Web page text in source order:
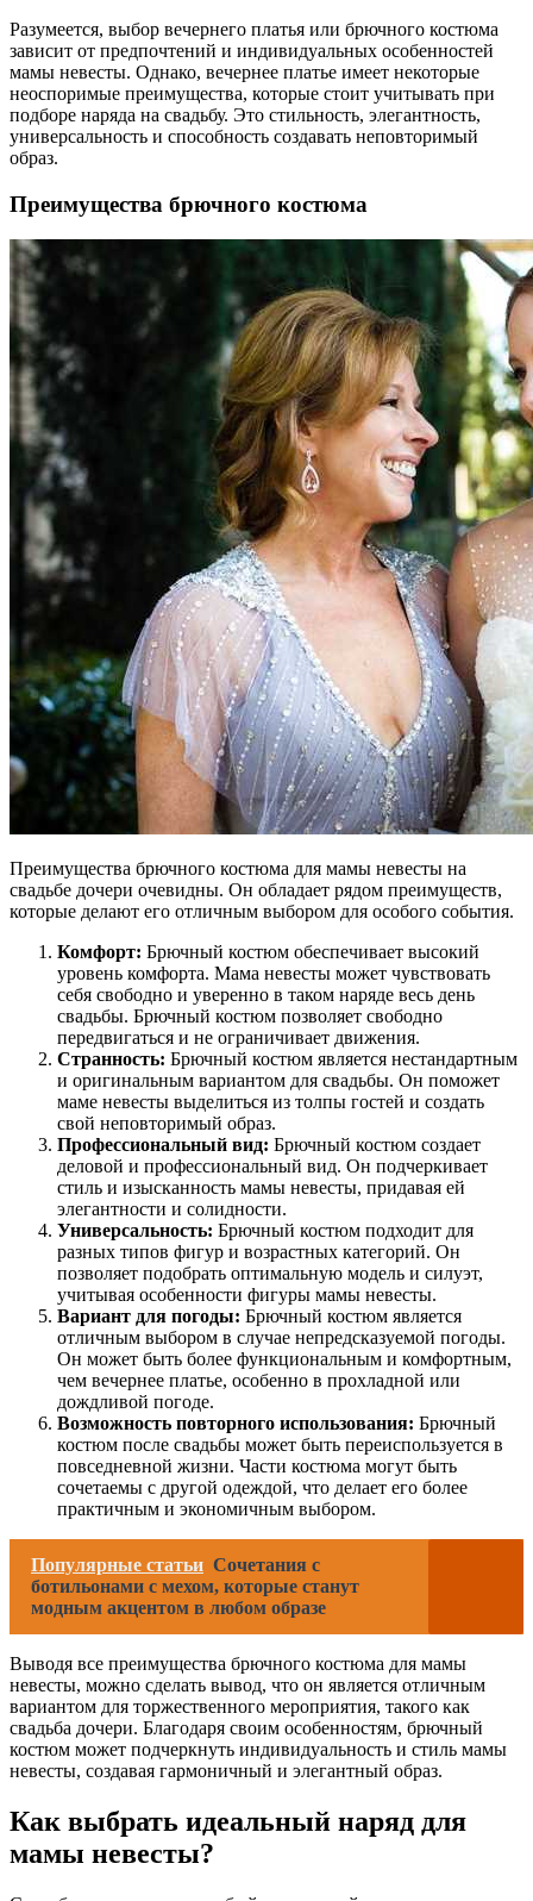
Разумеется, выбор вечернего платья или брючного костюма
зависит от предпочтений и индивидуальных особенностей
мамы невесты. Однако, вечернее платье имеет некоторые
неоспоримые преимущества, которые стоит учитывать при
подборе наряда на свадьбу. Это стильность, элегантность,
универсальность и способность создавать неповторимый
образ.
Преимущества брючного костюма
Преимущества брючного костюма для мамы невесты на
свадьбе дочери очевидны. Он обладает рядом преимуществ,
которые делают его отличным выбором для особого события.
Комфорт: Брючный костюм обеспечивает высокий
уровень комфорта. Мама невесты может чувствовать
себя свободно и уверенно в таком наряде весь день
свадьбы. Брючный костюм позволяет свободно
передвигаться и не ограничивает движения.
Странность: Брючный костюм является нестандартным
и оригинальным вариантом для свадьбы. Он поможет
маме невесты выделиться из толпы гостей и создать
свой неповторимый образ.
Профессиональный вид: Брючный костюм создает
деловой и профессиональный вид. Он подчеркивает
стиль и изысканность мамы невесты, придавая ей
элегантности и солидности.
Универсальность: Брючный костюм подходит для
разных типов фигур и возрастных категорий. Он
позволяет подобрать оптимальную модель и силуэт,
учитывая особенности фигуры мамы невесты.
Вариант для погоды: Брючный костюм является
отличным выбором в случае непредсказуемой погоды.
Он может быть более функциональным и комфортным,
чем вечернее платье, особенно в прохладной или
дождливой погоде.
Возможность повторного использования: Брючный
костюм после свадьбы может быть переиспользуется в
повседневной жизни. Части костюма могут быть
сочетаемы с другой одеждой, что делает его более
практичным и экономичным выбором.
Популярные статьи Сочетания с
ботильонами с мехом, которые станут
модным акцентом в любом образе
Выводя все преимущества брючного костюма для мамы
невесты, можно сделать вывод, что он является отличным
вариантом для торжественного мероприятия, такого как
свадьба дочери. Благодаря своим особенностям, брючный
костюм может подчеркнуть индивидуальность и стиль мамы
невесты, создавая гармоничный и элегантный образ.
Как выбрать идеальный наряд для
мамы невесты?